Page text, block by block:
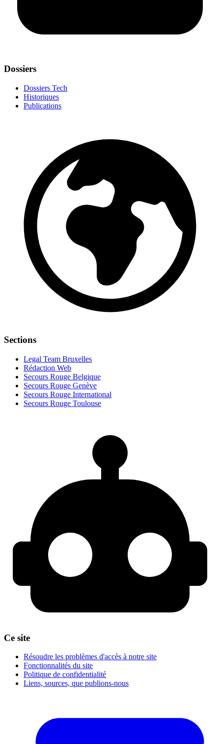
Dossiers
Dossiers Tech
Historiques
Publications
Sections
Legal Team Bruxelles
Rédaction Web
Secours Rouge Belgique
Secours Rouge Genève
Secours Rouge International
Secours Rouge Toulouse
Ce site
Résoudre les problèmes d'accès à notre site
Fonctionnalités du site
Politique de confidentialité
Liens, sources, que publions-nous